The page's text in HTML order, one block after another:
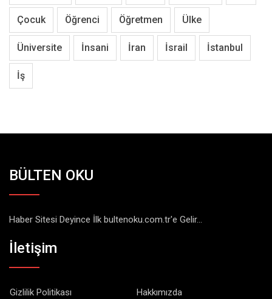
Çocuk Öğrenci Öğretmen Ülke
Üniversite İnsani İran İsrail İstanbul
İş
BÜLTEN OKU
Haber Sitesi Deyince İlk bultenoku.com.tr'e Gelir...
İletişim
Gizlilik Politikası
Hakkımızda